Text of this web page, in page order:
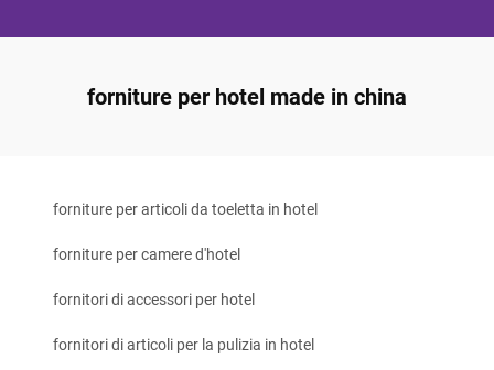
forniture per hotel made in china
forniture per articoli da toeletta in hotel
forniture per camere d'hotel
fornitori di accessori per hotel
fornitori di articoli per la pulizia in hotel